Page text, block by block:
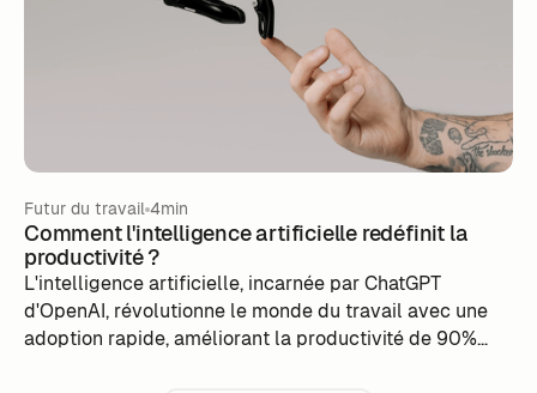
Futur du travail 4min
Comment l'intelligence artificielle redéfinit la
productivité ?
L'intelligence artificielle, incarnée par ChatGPT
d'OpenAI, révolutionne le monde du travail avec une
adoption rapide, améliorant la productivité de 90%